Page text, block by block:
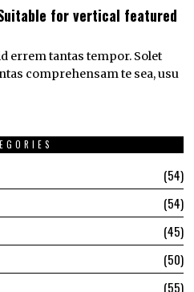
for vertical featured
errem tantas tempor. Solet
comprehensam te sea, usu
54
54
45
50
55